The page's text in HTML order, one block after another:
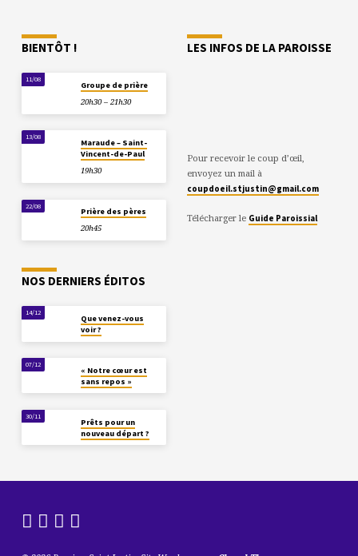
BIENTÔT !
11/08
Groupe de prière
20h30 – 21h30
13/08
Maraude – Saint-
Vincent-de-Paul
19h30
22/08
Prière des pères
20h45
LES INFOS DE LA PAROISSE
Pour recevoir le coup d’œil,
envoyez un mail à
coupdoeil.stjustin@gmail.com
Télécharger le Guide Paroissial
NOS DERNIERS ÉDITOS
14/12
Que venez-vous
voir ?
07/12
« Notre cœur est
sans repos »
30/11
Prêts pour un
nouveau départ ?